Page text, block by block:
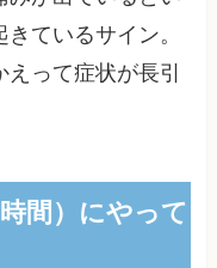
ているサイン。
って症状が長引
間）にやって